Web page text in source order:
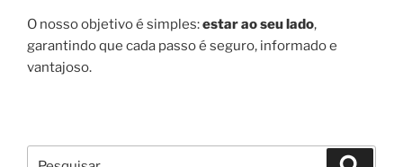
O nosso objetivo é simples:estar ao seu lado,
garantindo que cada passo é seguro, informado e
vantajoso.